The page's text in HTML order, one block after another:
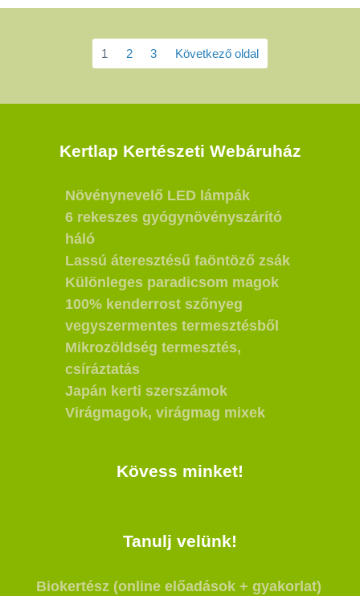
1 2 3 Következő oldal
Kertlap Kertészeti Webáruház
Növénynevelő LED lámpák
6 rekeszes gyógynövényszárító
háló
Lassú áteresztésű faöntöző zsák
Különleges paradicsom magok
100% kenderrost szőnyeg
vegyszermentes termesztésből
Mikrozöldség termesztés,
csíráztatás
Japán kerti szerszámok
Virágmagok, virágmag mixek
Kövess minket!
Tanulj velünk!
Biokertész (online előadások + gyakorlat)